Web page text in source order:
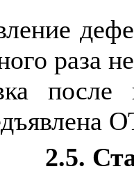
раза
после
2.5.